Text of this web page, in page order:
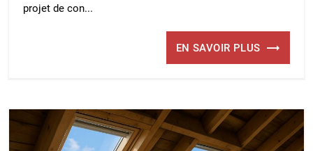
projet de con...
EN SAVOIR PLUS